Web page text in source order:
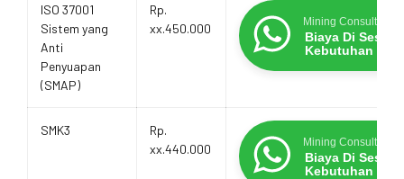
ISO 37001
Sistem yang
Anti
Penyuapan
(SMAP)
Rp.
xx.450.000
Mining Consultants
Biaya Di
Kebutuhan
SMK3
Rp.
xx.440.000
Mining Consultants
Biaya Di
Kebutuhan